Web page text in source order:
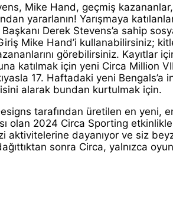
Mike Hand, geçmiş
yararlanın! Yarışmaya
Derek Stevens’a sahip
Mike Hand’i kullanabilirsiniz;
görebilirsiniz. Kayıtlar
katılmak için yeni Circa Million
17. Haftadaki yeni
alarak bundan kurtulmak için.
tarafından üretilen en yeni,
olan 2024 Circa Sporting
aktivitelerine dayanıyor ve siz
sonra Circa, yalnızca